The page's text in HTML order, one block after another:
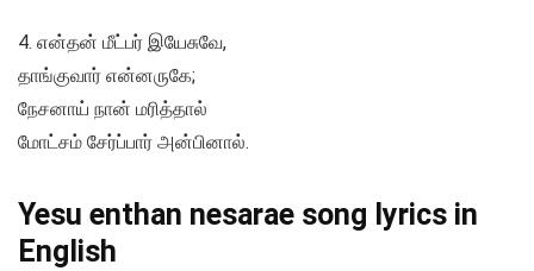
4. என்தன் மீட்பர் இயேசுவே,
தாங்குவார் என்னருகே;
நேசனாய் நான் மரித்தால்
மோட்சம் சேர்ப்பார் அன்பினால்.
Yesu enthan nesarae song lyrics in
English